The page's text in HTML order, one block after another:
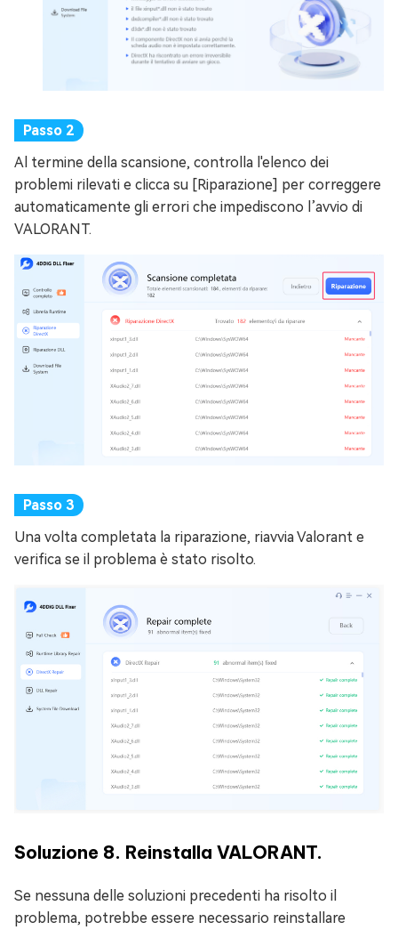
Al termine della scansione, controlla l'elenco dei
problemi rilevati e clicca su [Riparazione] per correggere
automaticamente gli errori che impediscono l’avvio di
VALORANT.
Una volta completata la riparazione, riavvia Valorant e
verifica se il problema è stato risolto.
Soluzione 8. Reinstalla VALORANT.
Se nessuna delle soluzioni precedenti ha risolto il
problema, potrebbe essere necessario reinstallare